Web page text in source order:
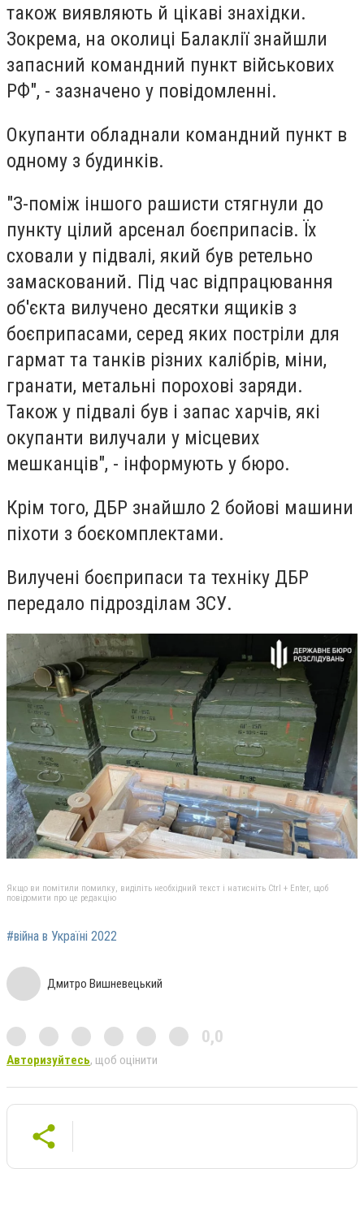
також виявляють й цікаві знахідки.
Зокрема, на околиці Балаклії знайшли
запасний командний пункт військових
РФ", - зазначено у повідомленні.
Окупанти обладнали командний пункт в
одному з будинків.
"З-поміж іншого рашисти стягнули до
пункту цілий арсенал боєприпасів. Їх
сховали у підвалі, який був ретельно
замаскований. Під час відпрацювання
об'єкта вилучено десятки ящиків з
боєприпасами, серед яких постріли для
гармат та танків різних калібрів, міни,
гранати, метальні порохові заряди.
Також у підвалі був і запас харчів, які
окупанти вилучали у місцевих
мешканців", - інформують у бюро.
Крім того, ДБР знайшло 2 бойові машини
піхоти з боєкомплектами.
Вилучені боєприпаси та техніку ДБР
передало підрозділам ЗСУ.
Якщо ви помітили помилку, виділіть необхідний текст і натисніть Ctrl + Enter, щоб
повідомити про це редакцію
#війна в Україні 2022
Дмитро Вишневецький
0,0
Авторизуйтесь, щоб оцінити